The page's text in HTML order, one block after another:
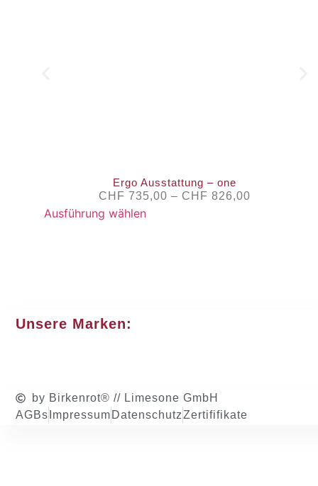
Ergo Ausstattung – one
CHF 735,00 – CHF 826,00
Ausführung wählen
Unsere Marken:
by Birkenrot® // Limesone GmbH
AGBs Impressum DatenschutzZertififikate